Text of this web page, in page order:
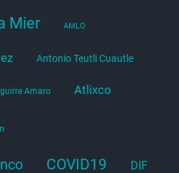
Mier AMLO
Antonio Teutli Cuautle
Amaro Atlixco
COVID19 DIF